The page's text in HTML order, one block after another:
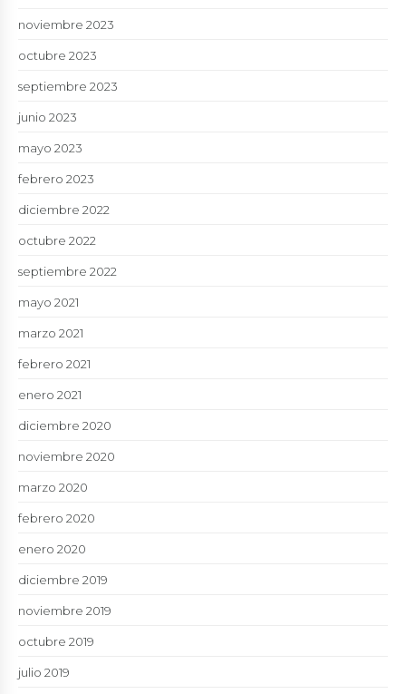
noviembre 2023
octubre 2023
septiembre 2023
junio 2023
mayo 2023
febrero 2023
diciembre 2022
octubre 2022
septiembre 2022
mayo 2021
marzo 2021
febrero 2021
enero 2021
diciembre 2020
noviembre 2020
marzo 2020
febrero 2020
enero 2020
diciembre 2019
noviembre 2019
octubre 2019
julio 2019